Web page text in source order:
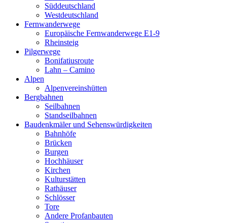
Süddeutschland
Westdeutschland
Fernwanderwege
Europäische Fernwanderwege E1-9
Rheinsteig
Pilgerwege
Bonifatiusroute
Lahn – Camino
Alpen
Alpenvereinshütten
Bergbahnen
Seilbahnen
Standseilbahnen
Baudenkmäler und Sehenswürdigkeiten
Bahnhöfe
Brücken
Burgen
Hochhäuser
Kirchen
Kulturstätten
Rathäuser
Schlösser
Tore
Andere Profanbauten